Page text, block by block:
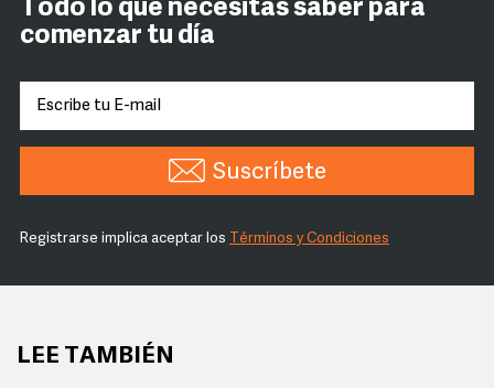
Todo lo que necesitas saber para
comenzar tu día
Suscríbete
Registrarse implica aceptar los Términos y Condiciones
LEE TAMBIÉN